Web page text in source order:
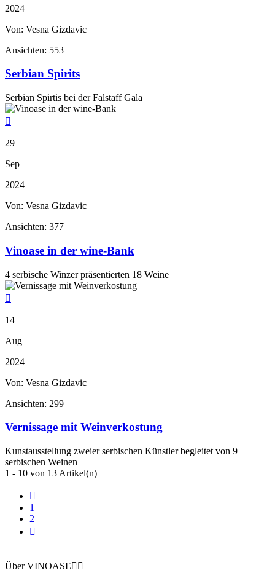
2024
Von: Vesna Gizdavic
Ansichten: 553
Serbian Spirits
Serbian Spirtis bei der Falstaff Gala

29
Sep
2024
Von: Vesna Gizdavic
Ansichten: 377
Vinoase in der wine-Bank
4 serbische Winzer präsentierten 18 Weine

14
Aug
2024
Von: Vesna Gizdavic
Ansichten: 299
Vernissage mit Weinverkostung
Kunstausstellung zweier serbischen Künstler begleitet von 9
serbischen Weinen
1 - 10 von 13 Artikel(n)

1
2

Über VINOASE 